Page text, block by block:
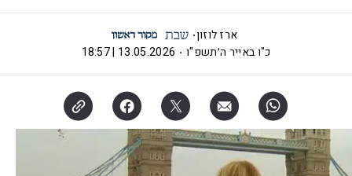
ארז לוזון
כ"ו באייר ה׳תשפ"ו
13.05.2026 | 18:57